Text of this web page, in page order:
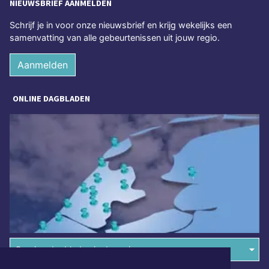
NIEUWSBRIEF AANMELDEN
Schrijf je in voor onze nieuwsbrief en krijg wekelijks een
samenvatting van alle gebeurtenissen uit jouw regio.
Aanmelden
ONLINE DAGBLADEN
Overige dagbladen in de regio